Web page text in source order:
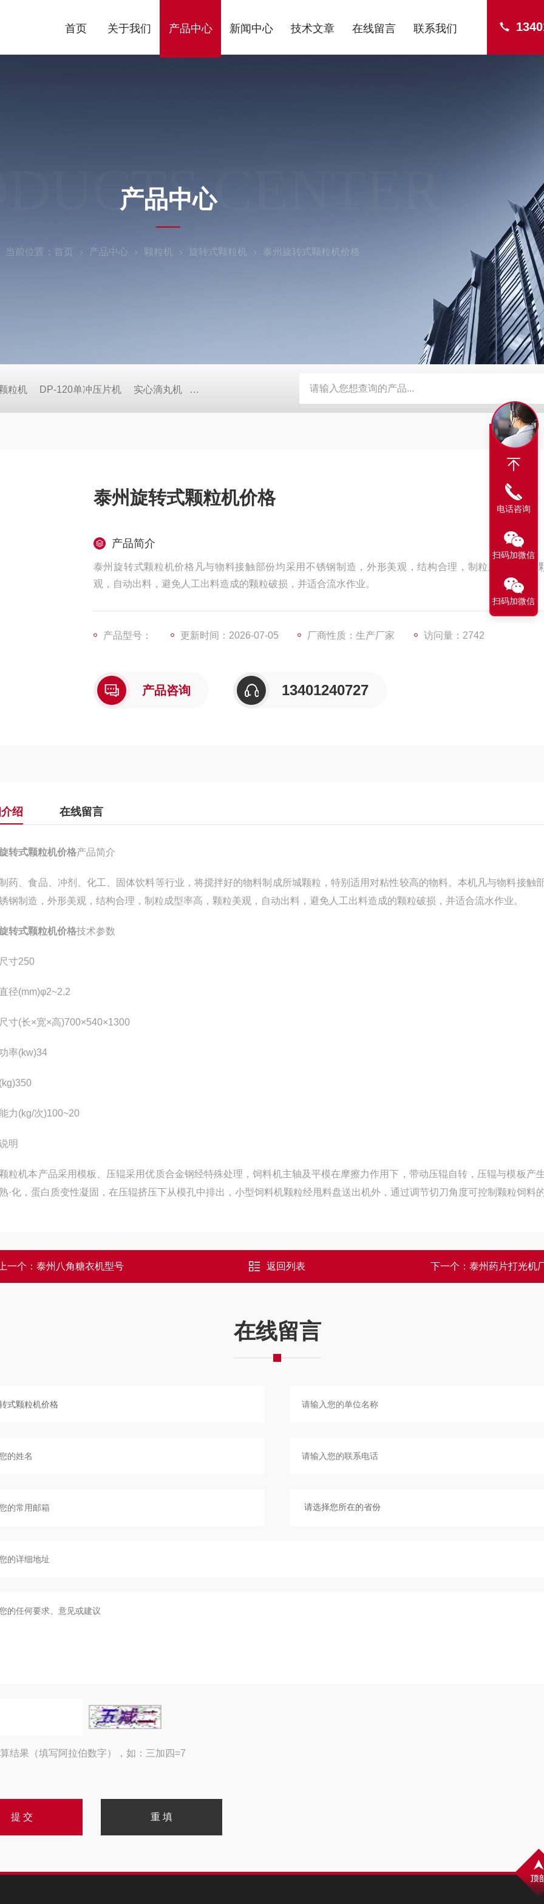
首页 关于我们 产品中心 新闻中心 技术文章 在线留言 联系我们
CENTER
产品中心
当前位置： 首页 产品中心 颗粒机 旋转式颗粒机 泰州旋转式颗粒机价格
粒机 DP-120单冲压片机 实心滴丸机 BY荸荠式糖衣机 BY-800\BY-1000八角糖衣机 DW-1滴丸机
泰州旋转式颗粒机价格
产品简介
泰州旋转式颗粒机价格凡与物料接触部份均采用不锈钢制造，外形美观，结构合理，制粒成型率高，
观，自动出料，避免人工出料造成的颗粒破损，并适合流水作业。
产品型号： 更新时间：2026-07-05 厂商性质：生产厂家 访问量：2742
产品咨询 13401240727
绍 在线留言
转式颗粒机价格产品简介
药、食品、冲剂、化工、固体饮料等行业，将搅拌好的物料制成所城颗粒，特别适用对粘性较高的物料。本机凡与物料接触
钢制造，外形美观，结构合理，制粒成型率高，颗粒美观，自动出料，避免人工出料造成的颗粒破损，并适合流水作业。
转式颗粒机价格技术参数
寸250
径(mm)φ2~2.2
寸(长×宽×高)700×540×1300
率(kw)34
力(kg/次)100~20
明
粒机本产品采用模板、压辊采用优质合金钢经特殊处理，饲料机主轴及平模在摩擦力作用下，带动压辊自转，压辊与模板产
·化，蛋白质变性凝固，在压辊挤压下从模孔中排出，小型饲料机颗粒经甩料盘送出机外，通过调节切刀角度可控制颗粒饲料
一个： 泰州八角糖衣机型号 返回列表 下一个： 泰州药片打光机
在线留言
结果（填写阿拉伯数字），如：三加四=7
电话咨询
扫码加微信
扫码加微信